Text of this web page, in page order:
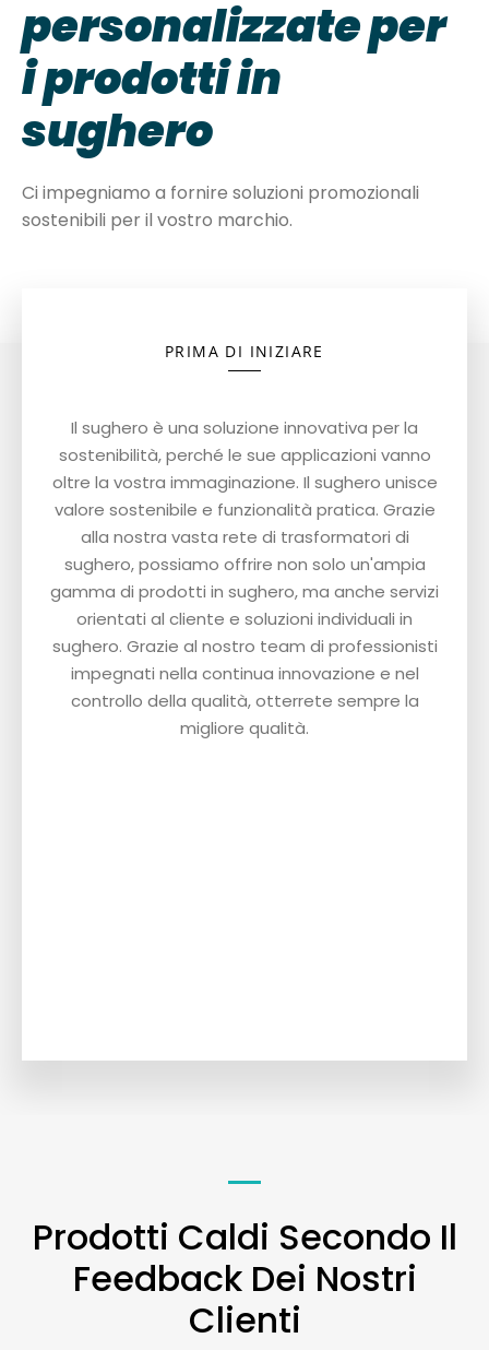
personalizzate per
i prodotti in
sughero
Ci impegniamo a fornire soluzioni promozionali
sostenibili per il vostro marchio.
PRIMA DI INIZIARE
Il sughero è una soluzione innovativa per la
sostenibilità, perché le sue applicazioni vanno
oltre la vostra immaginazione. Il sughero unisce
valore sostenibile e funzionalità pratica. Grazie
alla nostra vasta rete di trasformatori di
sughero, possiamo offrire non solo un'ampia
gamma di prodotti in sughero, ma anche servizi
orientati al cliente e soluzioni individuali in
sughero. Grazie al nostro team di professionisti
impegnati nella continua innovazione e nel
controllo della qualità, otterrete sempre la
migliore qualità.
Prodotti Caldi Secondo Il
Feedback Dei Nostri
Clienti